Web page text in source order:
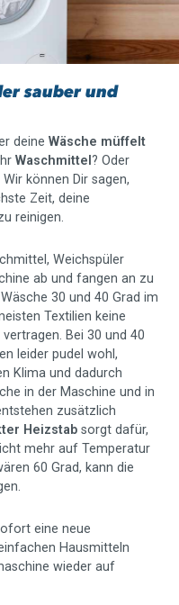
sauber und
deine Wäsche müffelt
Waschmittel? Oder
können Dir sagen,
Zeit, deine
reinigen.
Weichspüler
ab und fangen an zu
30 und 40 Grad im
Textilien keine
Bei 30 und 40
leider pudel wohl,
Klima und dadurch
in der Maschine und in
zusätzlich
Heizstab sorgt dafür,
mehr auf Temperatur
60 Grad, kann die
eine neue
Hausmitteln
wieder auf